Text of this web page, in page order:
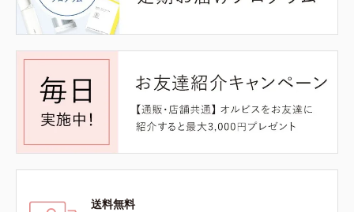
送料無料